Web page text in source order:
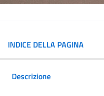
INDICE DELLA PAGINA
Descrizione